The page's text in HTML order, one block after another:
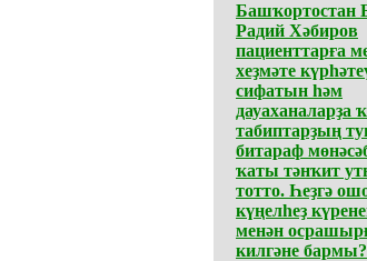
Радий Хәбиров
пациенттарға
хеҙмәте
сифатын һәм
дауаханаларҙа
табиптарҙың
битараф
ҡаты тәнҡит
тотто. Һеҙгә
күңелһеҙ
менән
килгәне бармы?